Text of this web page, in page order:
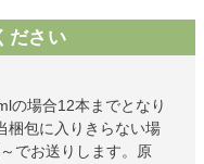
ださい
の場合12本までとなり
梱包に入りきらない場
でお送りします。原